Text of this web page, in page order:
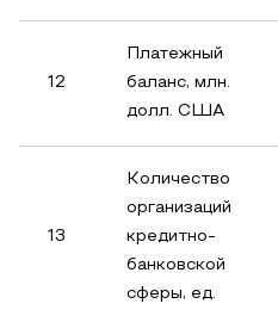
12
Платежный
баланс, млн.
долл. США
13
Количество
организаций
кредитно-
банковской
сферы, ед.